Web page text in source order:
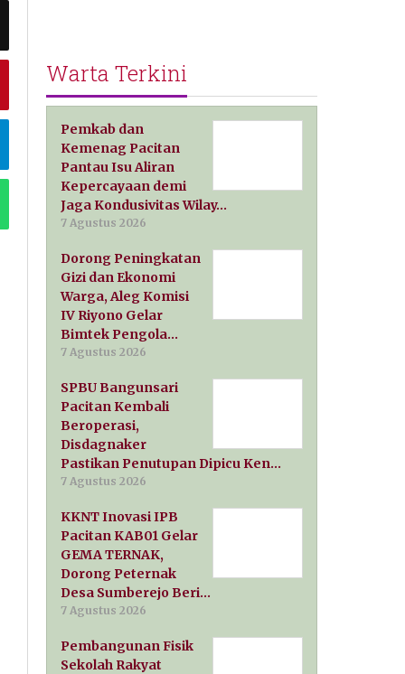
Warta Terkini
Pemkab dan
Kemenag Pacitan
Pantau Isu Aliran
Kepercayaan demi
Jaga Kondusivitas Wilay…
7 Agustus 2026
Dorong Peningkatan
Gizi dan Ekonomi
Warga, Aleg Komisi
IV Riyono Gelar
Bimtek Pengola…
7 Agustus 2026
SPBU Bangunsari
Pacitan Kembali
Beroperasi,
Disdagnaker
Pastikan Penutupan Dipicu Ken…
7 Agustus 2026
KKNT Inovasi IPB
Pacitan KAB01 Gelar
GEMA TERNAK,
Dorong Peternak
Desa Sumberejo Beri…
7 Agustus 2026
Pembangunan Fisik
Sekolah Rakyat